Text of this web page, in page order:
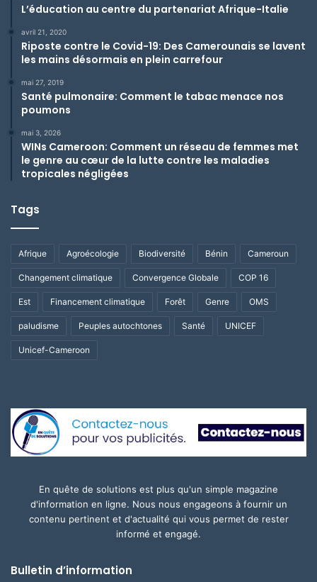
L’éducation au centre du partenariat Afrique-Italie
avril 21, 2020
Riposte contre le Covid-19: Des Camerounais se lavent
les mains désormais en plein carrefour
mai 27, 2019
Santé pulmonaire: Comment le tabac menace nos
poumons
mai 3, 2026
WINs Cameroon: Comment un réseau de femmes met
le genre au cœur de la lutte contre les maladies
tropicales négligées
Tags
Afrique Agroécologie Biodiversité Bénin Cameroun
Changement climatique Convergence Globale COP 16
Est Financement climatique Forêt Genre OMS
paludisme Peuples autochtones Santé UNICEF
Unicef-Cameroon
En quête de solutions est plus qu'un simple magazine
d'information en ligne. Nous nous engageons à fournir un
contenu pertinent et d'actualité qui vous permet de rester
informé et engagé.
Bulletin d’information